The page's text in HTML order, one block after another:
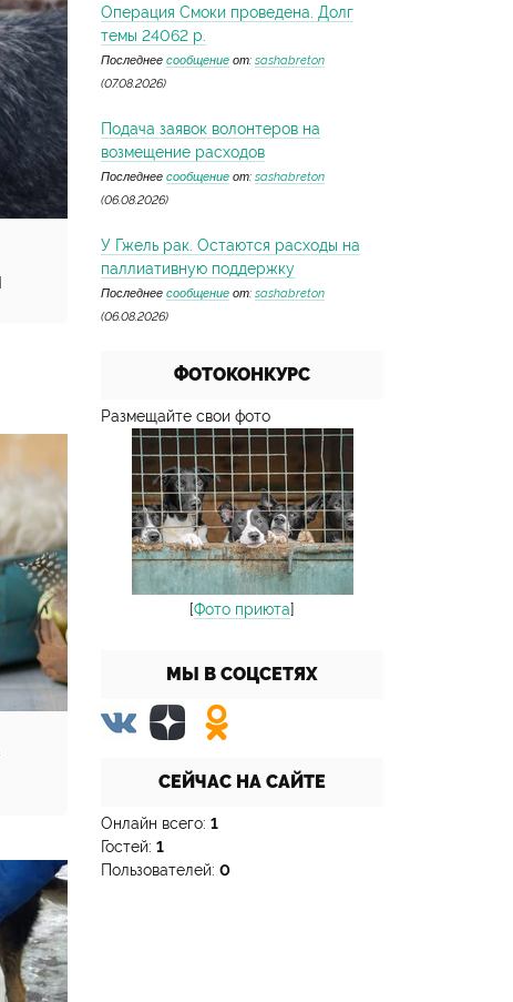
Операция Смоки проведена. Долг
темы 24062 р.
Последнее сообщение от: sashabreton
(07.08.2026)
Подача заявок волонтеров на
возмещение расходов
Последнее сообщение от: sashabreton
(06.08.2026)
У Гжель рак. Остаются расходы на
паллиативную поддержку
Последнее сообщение от: sashabreton
(06.08.2026)
ФОТОКОНКУРС
Размещайте свои фото
[Фото приюта]
МЫ В СОЦСЕТЯХ
СЕЙЧАС НА САЙТЕ
Онлайн всего: 1
Гостей: 1
Пользователей: 0